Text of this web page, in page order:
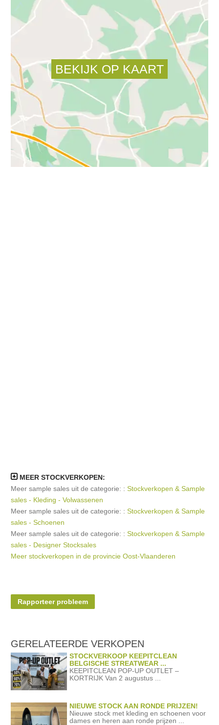
MEER STOCKVERKOPEN:
Meer sample sales uit de categorie: :Stockverkopen & Sample
sales - Kleding - Volwassenen
Meer sample sales uit de categorie: :Stockverkopen & Sample
sales - Schoenen
Meer sample sales uit de categorie: :Stockverkopen & Sample
sales - Designer Stocksales
Meer stockverkopen in de provincie Oost-Vlaanderen
Rapporteer probleem
GERELATEERDEVERKOPEN
STOCKVERKOOP KEEPITCLEAN
BELGISCHE STREATWEAR ...
KEEPITCLEAN POP-UP OUTLET –
KORTRIJK Van 2 augustus ...
NIEUWE STOCK AAN RONDE PRIJZEN!
Nieuwe stock met kleding en schoenen voor
dames en heren aan ronde prijzen ...